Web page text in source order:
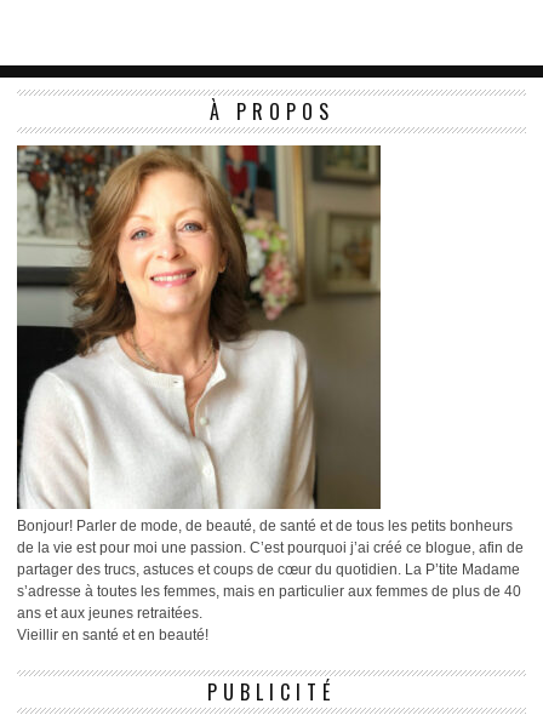
À PROPOS
Bonjour! Parler de mode, de beauté, de santé et de tous les petits bonheurs
de la vie est pour moi une passion. C’est pourquoi j’ai créé ce blogue, afin de
partager des trucs, astuces et coups de cœur du quotidien. La P’tite Madame
s’adresse à toutes les femmes, mais en particulier aux femmes de plus de 40
ans et aux jeunes retraitées.
Vieillir en santé et en beauté!
PUBLICITÉ